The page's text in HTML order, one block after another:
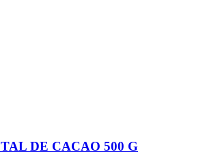
DE CACAO 500 G